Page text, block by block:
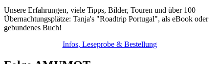
Unsere Erfahrungen, viele Tipps, Bilder, Touren und über 100
Übernachtungsplätze: Tanja's "Roadtrip Portugal", als eBook oder
gebundenes Buch!
Infos, Leseprobe & Bestellung